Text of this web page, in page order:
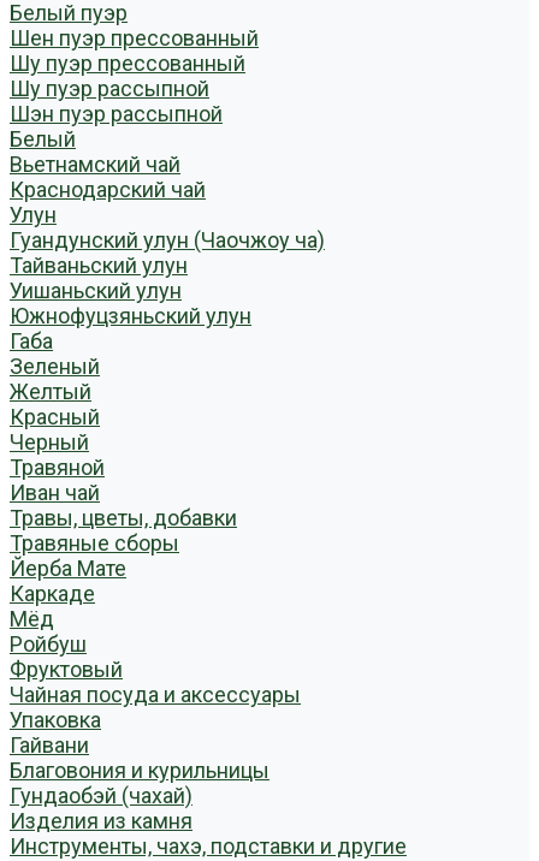
Белый пуэр
Шен пуэр прессованный
Шу пуэр прессованный
Шу пуэр рассыпной
Шэн пуэр рассыпной
Белый
Вьетнамский чай
Краснодарский чай
Улун
Гуандунский улун (Чаочжоу ча)
Тайваньский улун
Уишаньский улун
Южнофуцзяньский улун
Габа
Зеленый
Желтый
Красный
Черный
Травяной
Иван чай
Травы, цветы, добавки
Травяные сборы
Йерба Мате
Каркаде
Мёд
Ройбуш
Фруктовый
Чайная посуда и аксессуары
Упаковка
Гайвани
Благовония и курильницы
Гундаобэй (чахай)
Изделия из камня
Инструменты, чахэ, подставки и другие